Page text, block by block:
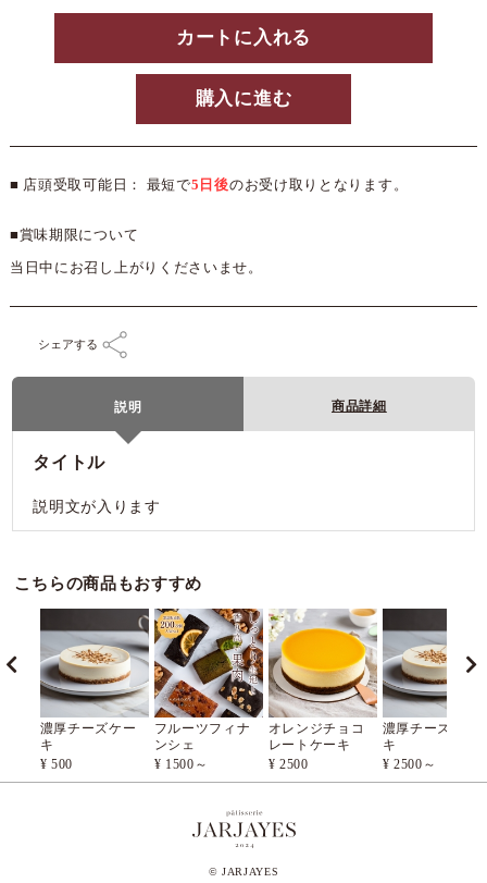
カートに入れる
購入に進む
■ 店頭受取可能日： 最短で5日後のお受け取りとなります。
■賞味期限について
当日中にお召し上がりくださいませ。
シェアする
説明 商品詳細
タイトル
説明文が入ります
こちらの商品もおすすめ
フルーツフィナ
¥ 1500～
オレンジチョコ
レートケーキ
¥ 2500
濃厚チーズケー
キ
¥ 2500～
© JARJAYES